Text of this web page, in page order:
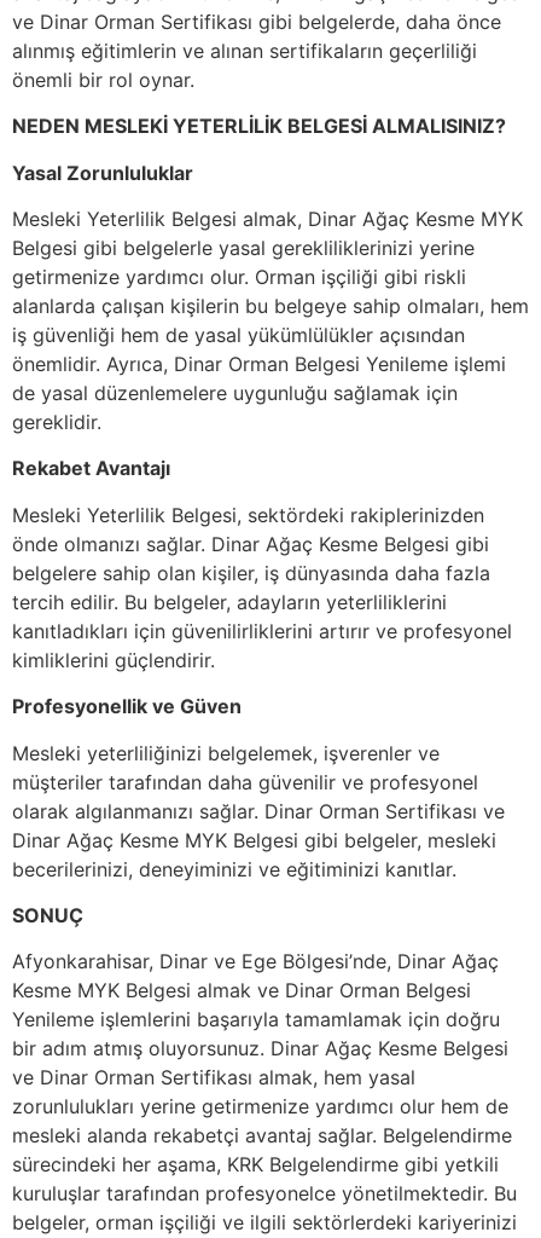
ve Dinar Orman Sertifikası gibi belgelerde, daha önce
alınmış eğitimlerin ve alınan sertifikaların geçerliliği
önemli bir rol oynar.
NEDEN MESLEKİ YETERLİLİK BELGESİ ALMALISINIZ?
Yasal Zorunluluklar
Mesleki Yeterlilik Belgesi almak, Dinar Ağaç Kesme MYK
Belgesi gibi belgelerle yasal gerekliliklerinizi yerine
getirmenize yardımcı olur. Orman işçiliği gibi riskli
alanlarda çalışan kişilerin bu belgeye sahip olmaları, hem
iş güvenliği hem de yasal yükümlülükler açısından
önemlidir. Ayrıca, Dinar Orman Belgesi Yenileme işlemi
de yasal düzenlemelere uygunluğu sağlamak için
gereklidir.
Rekabet Avantajı
Mesleki Yeterlilik Belgesi, sektördeki rakiplerinizden
önde olmanızı sağlar. Dinar Ağaç Kesme Belgesi gibi
belgelere sahip olan kişiler, iş dünyasında daha fazla
tercih edilir. Bu belgeler, adayların yeterliliklerini
kanıtladıkları için güvenilirliklerini artırır ve profesyonel
kimliklerini güçlendirir.
Profesyonellik ve Güven
Mesleki yeterliliğinizi belgelemek, işverenler ve
müşteriler tarafından daha güvenilir ve profesyonel
olarak algılanmanızı sağlar. Dinar Orman Sertifikası ve
Dinar Ağaç Kesme MYK Belgesi gibi belgeler, mesleki
becerilerinizi, deneyiminizi ve eğitiminizi kanıtlar.
SONUÇ
Afyonkarahisar, Dinar ve Ege Bölgesi’nde, Dinar Ağaç
Kesme MYK Belgesi almak ve Dinar Orman Belgesi
Yenileme işlemlerini başarıyla tamamlamak için doğru
bir adım atmış oluyorsunuz. Dinar Ağaç Kesme Belgesi
ve Dinar Orman Sertifikası almak, hem yasal
zorunlulukları yerine getirmenize yardımcı olur hem de
mesleki alanda rekabetçi avantaj sağlar. Belgelendirme
sürecindeki her aşama, KRK Belgelendirme gibi yetkili
kuruluşlar tarafından profesyonelce yönetilmektedir. Bu
belgeler, orman işçiliği ve ilgili sektörlerdeki kariyerinizi